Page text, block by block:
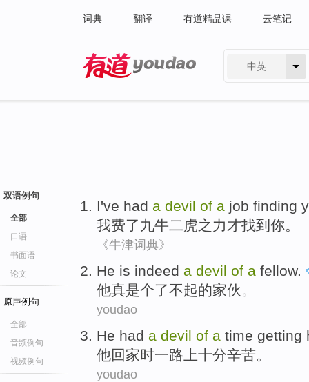
词典 翻译 有道精品课 云笔记
中英
双语例句
全部
口语
书面语
论文
原声例句
全部
音频例句
视频例句
I've had a devil of a job finding
我费了 九牛二虎之力才找到 你。
《牛津词典》
He is indeed a devil of a fellow.
他真是个了不起的家伙。
youdao
He had a devil of a time getting
他回家时一路上十分辛苦。
youdao